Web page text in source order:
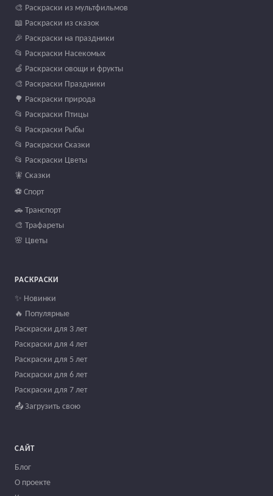
🎨 Раскраски из мультфильмов
📖 Раскраски из сказок
🎉 Раскраски на праздники
📂 Раскраски Насекомых
🍏 Раскраски овощи и фрукты
🎨 Раскраски Праздники
🌳 Раскраски природа
📂 Раскраски Птицы
📂 Раскраски Рыбы
📂 Раскраски Сказки
📂 Раскраски Цветы
🧚 Сказки
⚽ Спорт
🚗 Транспорт
🎨 Трафареты
🌸 Цветы
РАСКРАСКИ
✨ Новинки
🔥 Популярные
Раскраски для 3 лет
Раскраски для 4 лет
Раскраски для 5 лет
Раскраски для 6 лет
Раскраски для 7 лет
📤 Загрузить свою
САЙТ
Блог
О проекте